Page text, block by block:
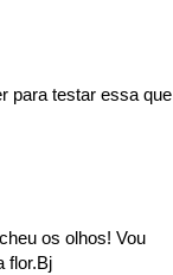
para testar essa que
os olhos! Vou
flor.Bj